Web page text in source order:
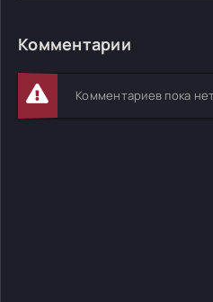
Комментарии
Комментариев пока